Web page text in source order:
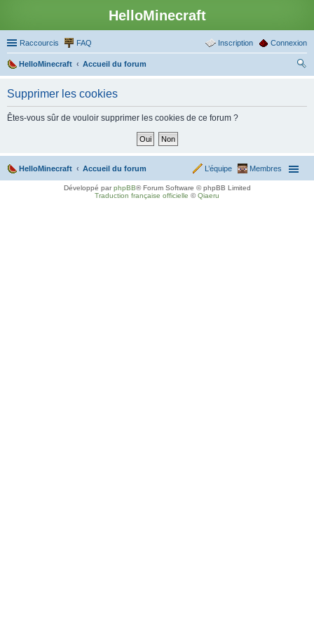
HelloMinecraft
Raccourcis FAQ Connexion
Inscription
HelloMinecraft
Accueil du forum
Supprimer les cookies
Êtes-vous sûr de vouloir supprimer les cookies de ce forum ?
HelloMinecraft Accueil du forum Membres
L’équipe
Développé parphpBB® Forum Software © phpBB Limited
Traduction française officielle ©Qiaeru